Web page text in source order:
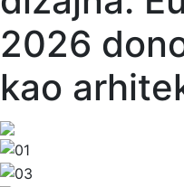
2026
kao